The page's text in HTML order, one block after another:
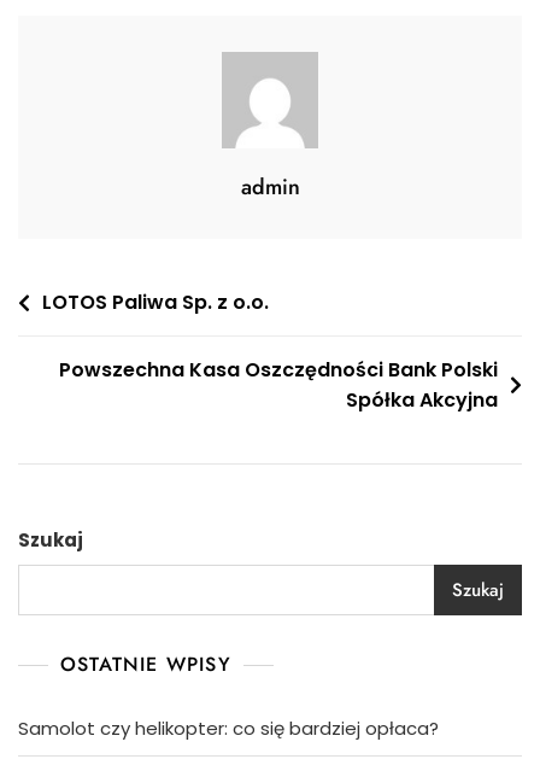
admin
Nawigacja
LOTOS Paliwa Sp. z o.o.
Powszechna Kasa Oszczędności Bank Polski
Spółka Akcyjna
Szukaj
Szukaj
OSTATNIE WPISY
Samolot czy helikopter: co się bardziej opłaca?